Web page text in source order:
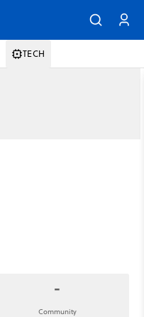
TECH
-
Community